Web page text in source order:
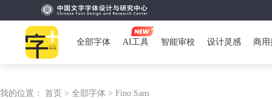
全部字体 AI工具 智能审校 设计灵感 商用
我的位置： 首页 > 全部字体 > Fino Sans